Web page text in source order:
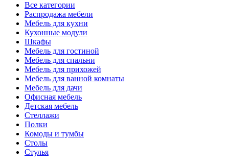
Все категории
Распродажа мебели
Мебель для кухни
Кухонные модули
Шкафы
Мебель для гостиной
Мебель для спальни
Мебель для прихожей
Мебель для ванной комнаты
Мебель для дачи
Офисная мебель
Детская мебель
Стеллажи
Полки
Комоды и тумбы
Столы
Стулья